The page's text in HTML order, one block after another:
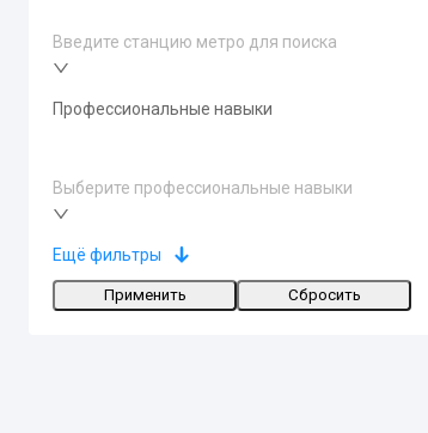
Введите станцию метро для поиска
Профессиональные навыки
Выберите профессиональные навыки
Ещё фильтры
Применить Сбросить